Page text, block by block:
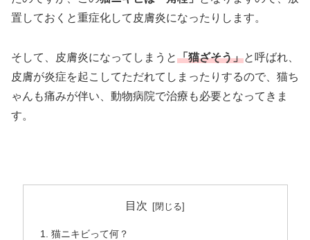
置しておくと重症化して皮膚炎になったりします。
そして、皮膚炎になってしまうと「猫ざそう」と呼ばれ、
皮膚が炎症を起こしてただれてしまったりするので、猫ち
ゃんも痛みが伴い、動物病院で治療も必要となってきま
す。
目次
猫ニキビって何？